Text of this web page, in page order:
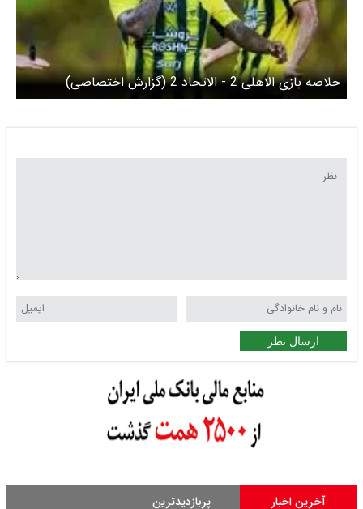
خلاصه بازی الاهلی 2 - الاتحاد 2 (گزارش اختصاصی)
ارسال نظر
آخرین اخبار پربازدیدترین